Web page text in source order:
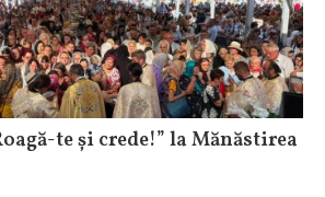
te și crede!” la Mănăstirea